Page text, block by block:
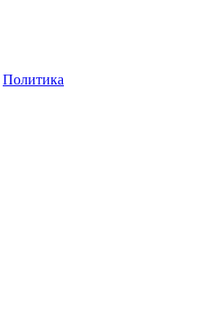
Политика